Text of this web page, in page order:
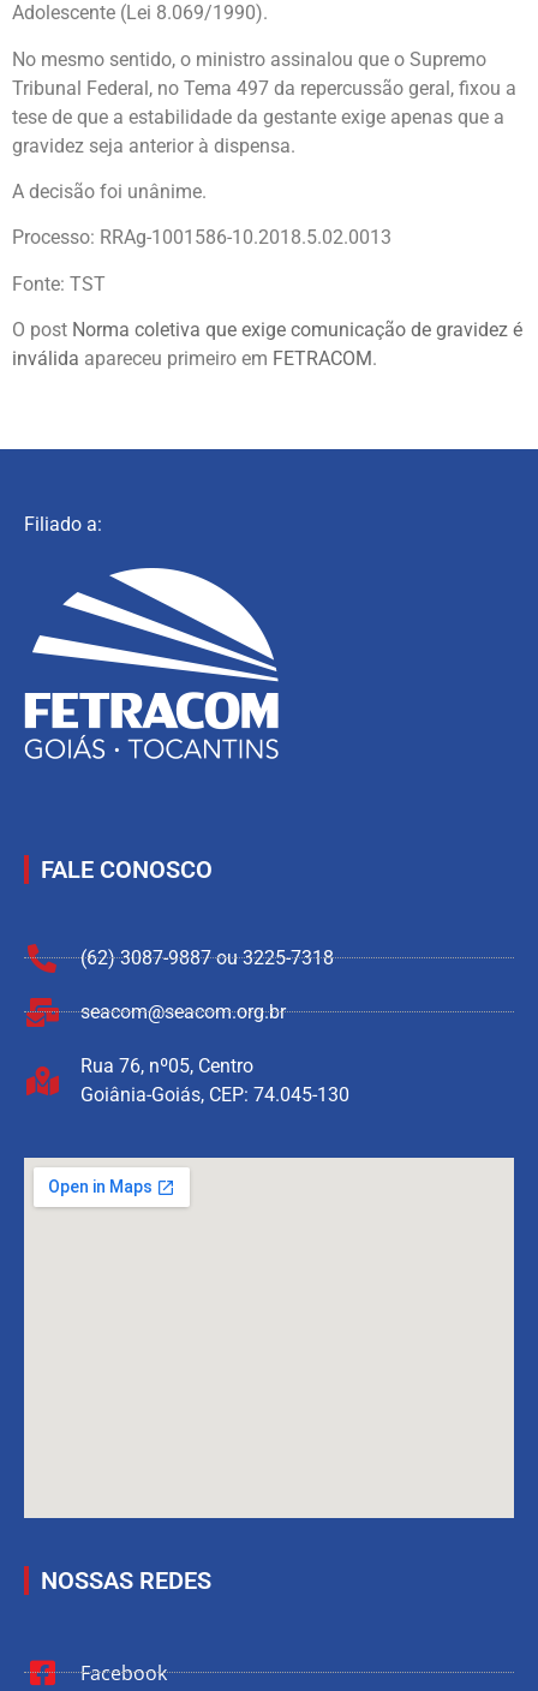
Adolescente (Lei 8.069/1990).
No mesmo sentido, o ministro assinalou que o Supremo
Tribunal Federal, no Tema 497 da repercussão geral, fixou a
tese de que a estabilidade da gestante exige apenas que a
gravidez seja anterior à dispensa.
A decisão foi unânime.
Processo: RRAg-1001586-10.2018.5.02.0013
Fonte: TST
O post Norma coletiva que exige comunicação de gravidez é
inválida apareceu primeiro em FETRACOM.
Filiado a:
FALE CONOSCO
(62) 3087-9887 ou 3225-7318
seacom@seacom.org.br
Rua 76, nº05, Centro
Goiânia-Goiás, CEP: 74.045-130
NOSSAS REDES
Facebook